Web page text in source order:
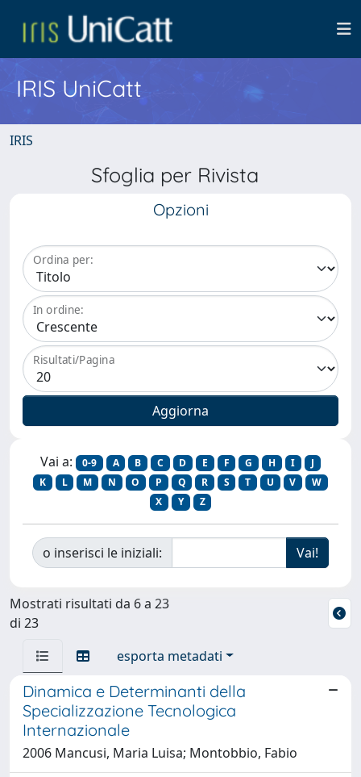
IRIS UniCatt
IRIS
Sfoglia per Rivista
Opzioni
Ordina per:
In ordine:
Risultati/Pagina
Vai a: 0-9 A B C D E F G H I
J
K
L M N O P Q R S T U V
W
X
Y Z
o inserisci le iniziali:
Mostrati risultati da 6 a 23
di 23
esporta metadati
Dinamica e Determinanti della
Specializzazione Tecnologica
Internazionale
2006 Mancusi, Maria Luisa; Montobbio, Fabio